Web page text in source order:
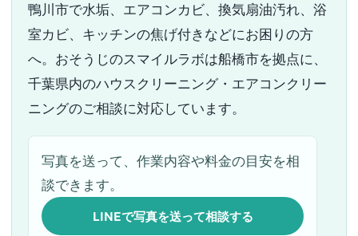
鴨川市で水垢、エアコンカビ、換気扇油汚れ、浴
室カビ、キッチンの焦げ付きなどにお困りの方
へ。おそうじのスマイルラボは船橋市を拠点に、
千葉県内のハウスクリーニング・エアコンクリー
ニングのご相談に対応しています。
写真を送って、作業内容や料金の目安を相
談できます。
LINEで写真を送って相談する